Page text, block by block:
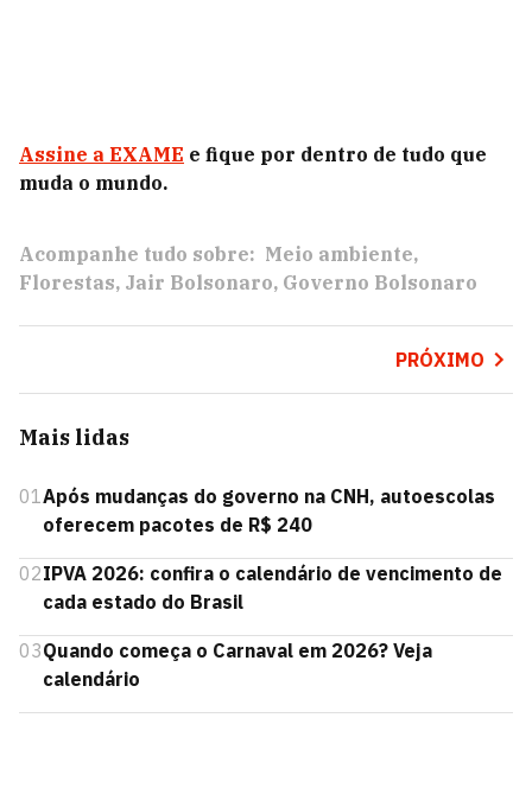
Assine a EXAME e fique por dentro de tudo que
muda o mundo.
Acompanhe tudo sobre: Meio ambiente
Florestas Jair Bolsonaro Governo Bolsonaro
PRÓXIMO
Mais lidas
01Após mudanças do governo na CNH, autoescolas
oferecem pacotes de R$ 240
02IPVA 2026: confira o calendário de vencimento de
cada estado do Brasil
03Quando começa o Carnaval em 2026? Veja
calendário